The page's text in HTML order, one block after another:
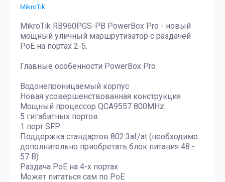
MikroTik
MikroTik RB960PGS-PB PowerBox Pro - новый
мощный уличный маршрутизатор с раздачей
PoE на портах 2-5.
Главные особенности PowerBox Pro
Водонепроницаемый корпус
Новая усовершенствованная конструкция
Мощный процессор QCA9557 800MHz
5 гигабитных портов
1 порт SFP
Поддержка стандартов 802.3af/at (необходимо
дополнительно приобретать блок питания 48 -
57 В)
Раздача PoE на 4-х портах
Может питаться сам по PoE